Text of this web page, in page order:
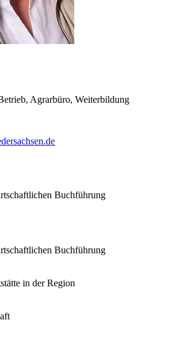
Agrarbüro, Weiterbildung
Buchführung
Buchführung
in der Region